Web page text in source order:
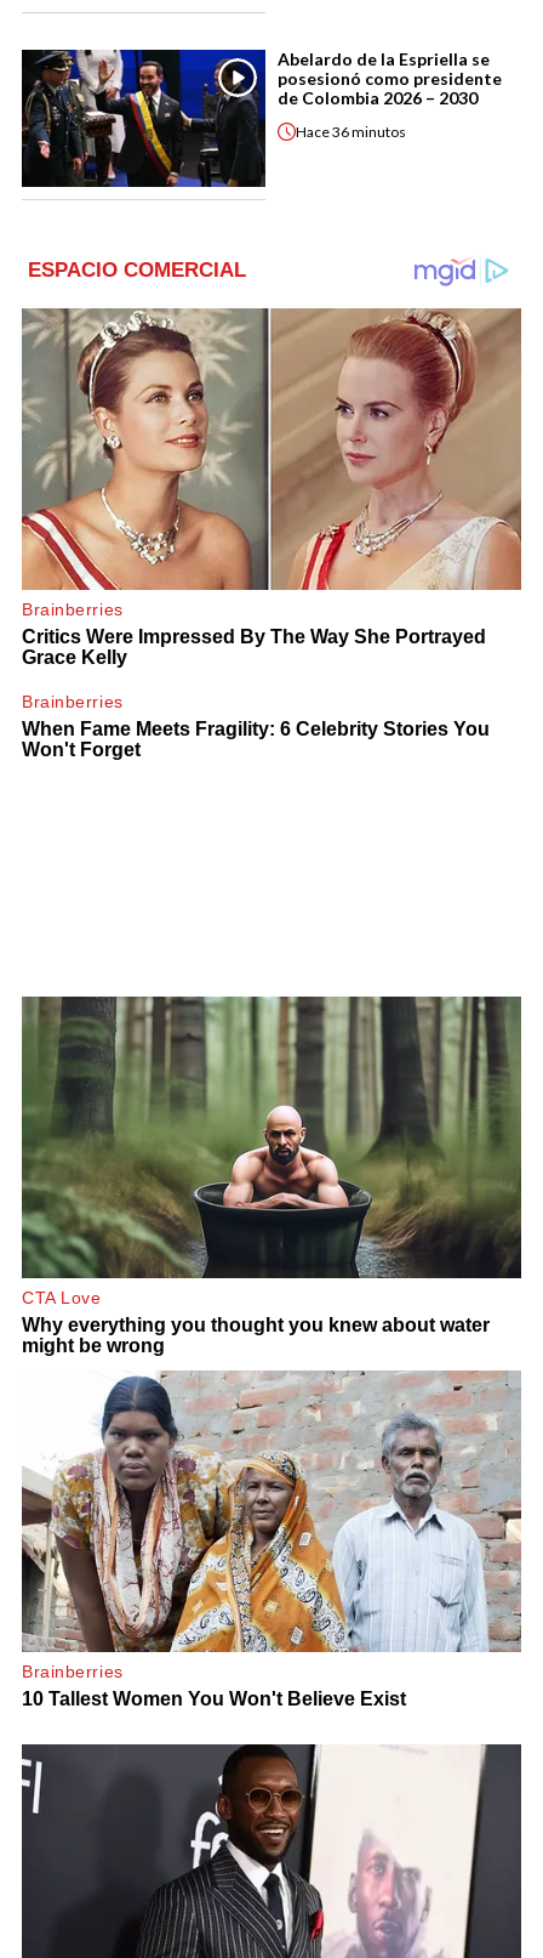
Abelardo de la Espriella se
posesionó como presidente
de Colombia 2026 – 2030
Hace36 minutos